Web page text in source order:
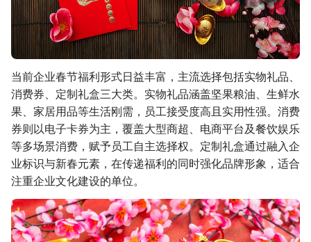
当前企业春节福利形式日益丰富，主流选择包括实物礼品、
消费券、定制礼盒三大类。实物礼品涵盖坚果粮油、生鲜水
果、家居用品等生活刚需，员工接受度高且实用性强。消费
券则以电子卡券为主，覆盖大型商超、电商平台及餐饮娱乐
等多场景消费，赋予员工自主选择权。定制礼盒通过融入企
业标识与新春元素，在传递福利的同时强化品牌形象，适合
注重企业文化建设的单位。